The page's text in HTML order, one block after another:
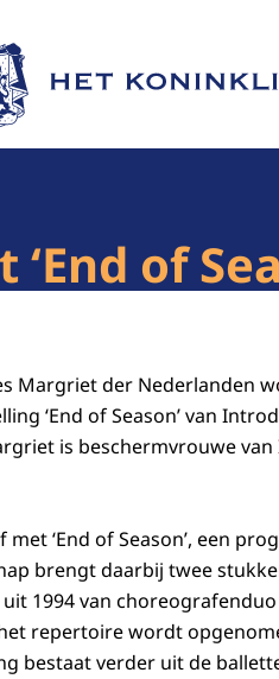
van Het Koninklijk
of
Margriet der Nederlanden
‘End of Season’ van
is beschermvrouwe
‘End of Season’, een
brengt daarbij twee
uit 1994 van
repertoire wordt
bestaat verder uit de